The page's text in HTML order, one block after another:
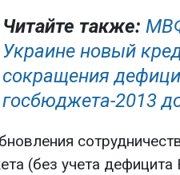
Читайте также:
Украине новый
сокращения
госбюджета-2013
(без учета дефицита